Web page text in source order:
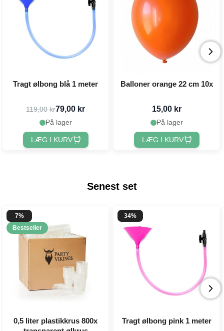
Tragt ølbong blå 1 meter
119,00 kr79,00 kr
På lager
LÆG I KURV
Balloner orange 22 cm 10x
15,00 kr
På lager
LÆG I KURV
Senest set
7%
Bestseller
0,5 liter plastikkrus 800x
34%
Tragt ølbong pink 1 meter